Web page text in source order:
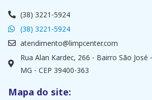
(38) 3221-5924
(38) 3221-5924
atendimento@limpcenter.com
Rua Alan Kardec, 266 - Bairro São
MG - CEP 39400-363
Mapa do site: